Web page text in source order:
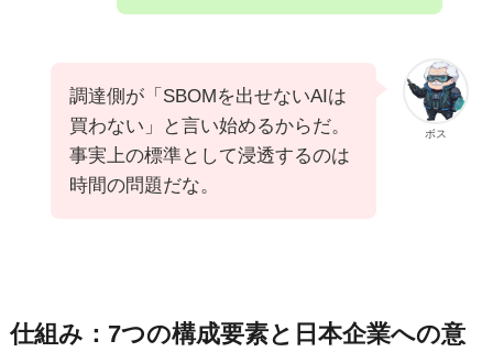
ボス
調達側が「SBOMを出せないAIは
買わない」と言い始めるからだ。
事実上の標準として浸透するのは
時間の問題だな。
仕組み：7つの構成要素と日本企業への意